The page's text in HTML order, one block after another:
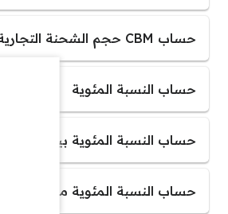
حساب CBM حجم الشحنة التجارية
حساب النسبة المئوية
حساب النسبة المئوية بين رقمين
حساب النسبة المئوية من مبلغ